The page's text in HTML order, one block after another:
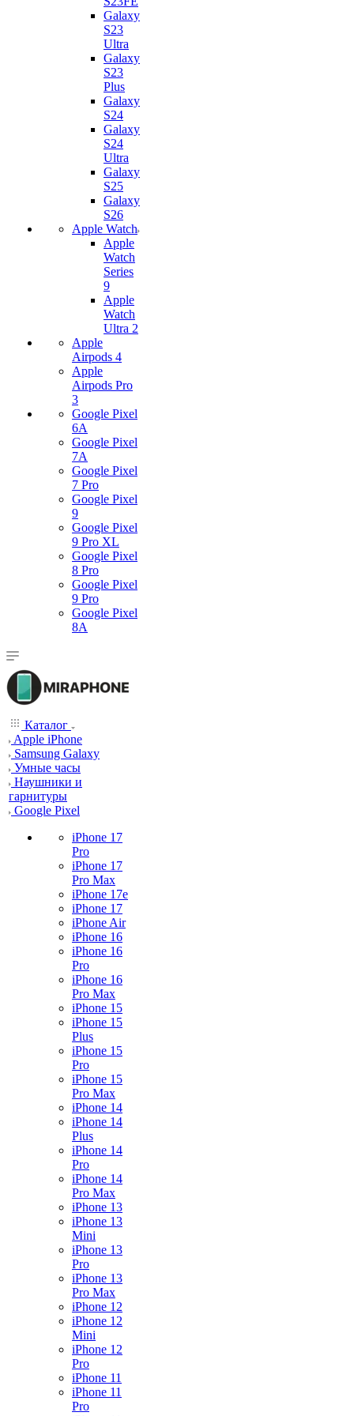
Galaxy
S23
Ultra
Galaxy
S23
Plus
Galaxy
S24
Galaxy
S24
Ultra
Galaxy
S25
Galaxy
S26
Apple Watch
Apple
Watch
Series
9
Apple
Watch
Ultra 2
Apple
Airpods 4
Apple
Airpods Pro
3
Google Pixel
6A
Google Pixel
7А
Google Pixel
7 Pro
Google Pixel
9
Google Pixel
9 Pro XL
Google Pixel
8 Pro
Google Pixel
9 Pro
Google Pixel
8A
Каталог
Apple iPhone
Samsung Galaxy
Умные часы
Наушники и
гарнитуры
Google Pixel
iPhone 17
Pro
iPhone 17
Pro Max
iPhone 17e
iPhone 17
iPhone Air
iPhone 16
iPhone 16
Pro
iPhone 16
Pro Max
iPhone 15
iPhone 15
Plus
iPhone 15
Pro
iPhone 15
Pro Max
iPhone 14
iPhone 14
Plus
iPhone 14
Pro
iPhone 14
Pro Max
iPhone 13
iPhone 13
Mini
iPhone 13
Pro
iPhone 13
Pro Max
iPhone 12
iPhone 12
Mini
iPhone 12
Pro
iPhone 11
iPhone 11
Pro